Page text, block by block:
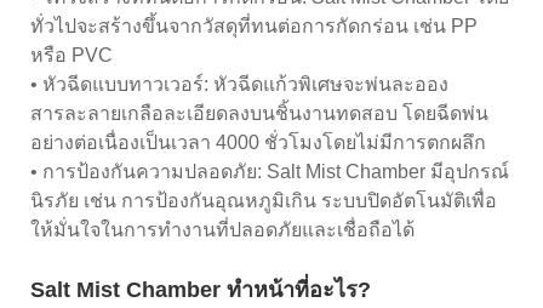
ทั่วไปจะสร้างขึ้นจากวัสดุที่ทนต่อการกัดกร่อน เช่น PP
หรือ PVC
• หัวฉีดแบบทาวเวอร์: หัวฉีดแก้วพิเศษจะพ่นละออง
สารละลายเกลือละเอียดลงบนชิ้นงานทดสอบ โดยฉีดพ่น
อย่างต่อเนื่องเป็นเวลา 4000 ชั่วโมงโดยไม่มีการตกผลึก
• การป้องกันความปลอดภัย: Salt Mist Chamber มีอุปกรณ์
นิรภัย เช่น การป้องกันอุณหภูมิเกิน ระบบปิดอัตโนมัติเพื่อ
ให้มั่นใจในการทำงานที่ปลอดภัยและเชื่อถือได้
Salt Mist Chamber ทำหน้าที่อะไร?